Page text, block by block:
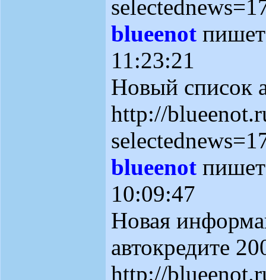
blueenot
11:23:21
Новый список
http://
blueenot
10:09:47
Новая
автокредите
http://